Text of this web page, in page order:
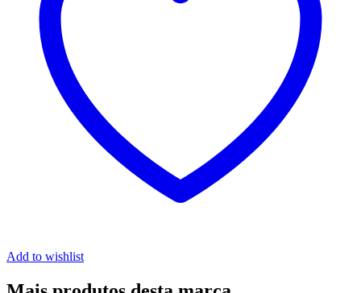
Add to wishlist